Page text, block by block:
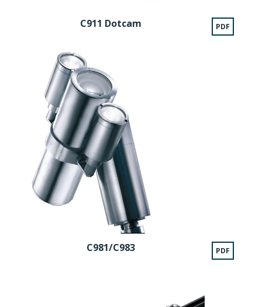
C911 Dotcam PDF
C981/C983 PDF